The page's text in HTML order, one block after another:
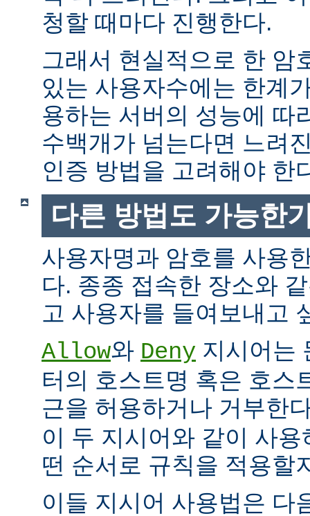
청할 때마다 진행한다.
그래서 현실적으로 한 암
있는 사용자수에는 한계
용하는 서버의 성능에 따
수백개가 넘는다면 느려
인증 방법을 고려해야 한
다른 방법도 가능한
사용자명과 암호를 사용
다. 종종 접속한 장소와
고 사용자를 들여보내고
Allow와 Deny 지시어는
터의 호스트명 혹은 호스
근을 허용하거나 거부한
이 두 지시어와 같이 사
떤 순서로 규칙을 적용할
이들 지시어 사용법은 다